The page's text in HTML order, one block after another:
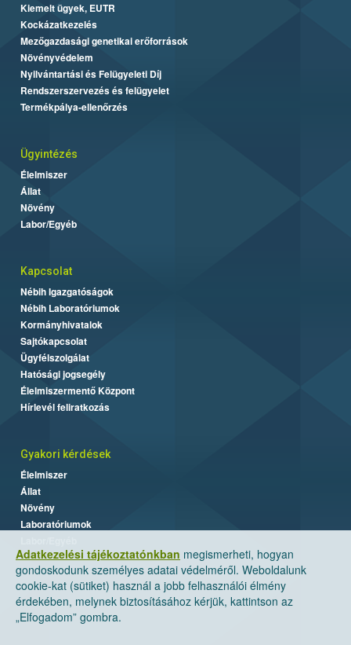
Adatkezelési tájékoztatónkban megismerheti, hogyan
gondoskodunk személyes adatai védelméről. Weboldalunk
cookie-kat (sütiket) használ a jobb felhasználói élmény
érdekében, melynek biztosításához kérjük, kattintson az
„Elfogadom” gombra.
Kiemelt ügyek, EUTR
Kockázatkezelés
Mezőgazdasági genetikai erőforrások
Növényvédelem
Nyilvántartási és Felügyeleti Díj
Rendszerszervezés és felügyelet
Termékpálya-ellenőrzés
Ügyintézés
Élelmiszer
Állat
Növény
Labor/Egyéb
Kapcsolat
Nébih Igazgatóságok
Nébih Laboratóriumok
Kormányhivatalok
Sajtókapcsolat
Ügyfélszolgálat
Hatósági jogsegély
Élelmiszermentő Központ
Hírlevél feliratkozás
Gyakori kérdések
Élelmiszer
Állat
Növény
Laboratóriumok